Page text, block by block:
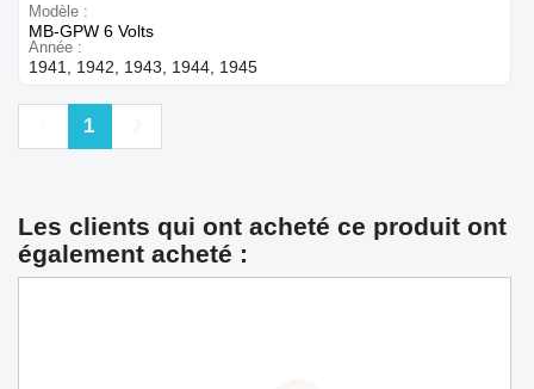
Modèle
MB-GPW 6 Volts
Année
1941, 1942, 1943, 1944, 1945
Précédent
1
Les clients qui ont acheté ce produit ont
également acheté :